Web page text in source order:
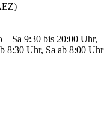
– Sa 9:30 bis 20:00 Uhr,
8:30 Uhr, Sa ab 8:00 Uhr